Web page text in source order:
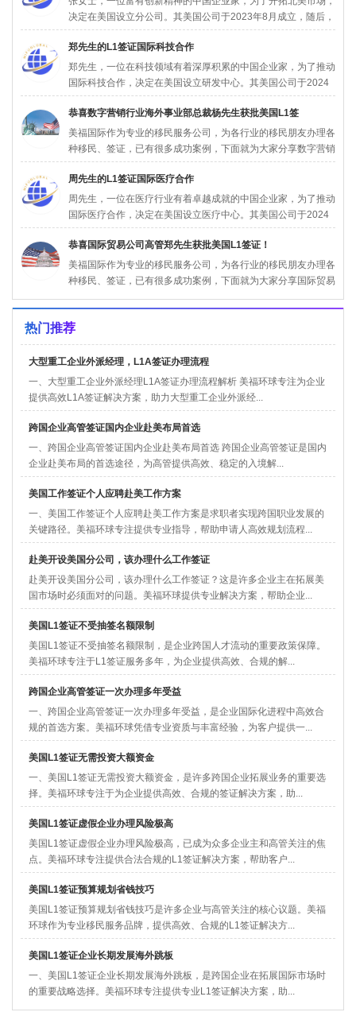
决定在美国设立分公司。其美国公司于2023年8月成立，随后，
张女...
郑先生的L1签证国际科技合作
郑先生，一位在科技领域有着深厚积累的中国企业家，为了推动
国际科技合作，决定在美国设立研发中心。其美国公司于2024
年5月...
恭喜数字营销行业海外事业部总裁杨先生获批美国L1签
美福国际作为专业的移民服务公司，为各行业的移民朋友办理各
种移民、签证，已有很多成功案例，下面就为大家分享数字营销
行业海外...
周先生的L1签证国际医疗合作
周先生，一位在医疗行业有着卓越成就的中国企业家，为了推动
国际医疗合作，决定在美国设立医疗中心。其美国公司于2024
年3月...
恭喜国际贸易公司高管郑先生获批美国L1签证！
美福国际作为专业的移民服务公司，为各行业的移民朋友办理各
种移民、签证，已有很多成功案例，下面就为大家分享国际贸易
公司高管...
热门推荐
大型重工企业外派经理，L1A签证办理流程
一、大型重工企业外派经理L1A签证办理流程解析 美福环球专注为企业
提供高效L1A签证解决方案，助力大型重工企业外派经...
跨国企业高管签证国内企业赴美布局首选
一、跨国企业高管签证国内企业赴美布局首选 跨国企业高管签证是国内
企业赴美布局的首选途径，为高管提供高效、稳定的入境解...
美国工作签证个人应聘赴美工作方案
一、美国工作签证个人应聘赴美工作方案是求职者实现跨国职业发展的
关键路径。美福环球专注提供专业指导，帮助申请人高效规划流程...
赴美开设美国分公司，该办理什么工作签证
赴美开设美国分公司，该办理什么工作签证？这是许多企业主在拓展美
国市场时必须面对的问题。美福环球提供专业解决方案，帮助企业...
美国L1签证不受抽签名额限制
美国L1签证不受抽签名额限制，是企业跨国人才流动的重要政策保障。
美福环球专注于L1签证服务多年，为企业提供高效、合规的解...
跨国企业高管签证一次办理多年受益
一、跨国企业高管签证一次办理多年受益，是企业国际化进程中高效合
规的首选方案。美福环球凭借专业资质与丰富经验，为客户提供一...
美国L1签证无需投资大额资金
一、美国L1签证无需投资大额资金，是许多跨国企业拓展业务的重要选
择。美福环球专注于为企业提供高效、合规的签证解决方案，助...
美国L1签证虚假企业办理风险极高
美国L1签证虚假企业办理风险极高，已成为众多企业主和高管关注的焦
点。美福环球专注提供合法合规的L1签证解决方案，帮助客户...
美国L1签证预算规划省钱技巧
美国L1签证预算规划省钱技巧是许多企业与高管关注的核心议题。美福
环球作为专业移民服务品牌，提供高效、合规的L1签证解决方...
美国L1签证企业长期发展海外跳板
一、美国L1签证企业长期发展海外跳板，是跨国企业在拓展国际市场时
的重要战略选择。美福环球专注提供专业L1签证解决方案，助...